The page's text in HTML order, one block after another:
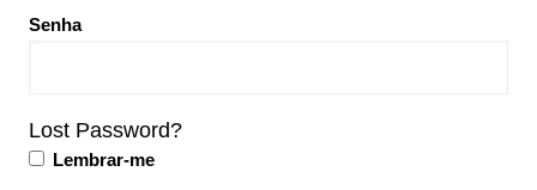
Senha
Lost Password?
Lembrar-me